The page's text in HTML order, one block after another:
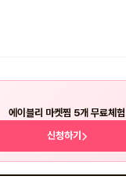
에이블리 마켓찜 5개 무료체험
신청하기